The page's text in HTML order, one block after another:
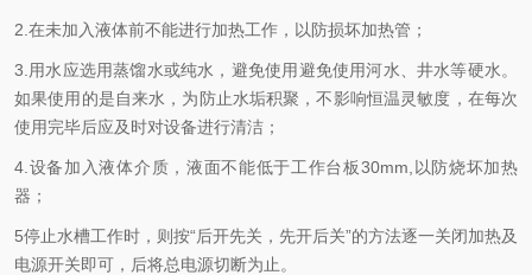
2.在未加入液体前不能进行加热工作，以防损坏加热管；
3.用水应选用蒸馏水或纯水，避免使用避免使用河水、井水等硬水。
如果使用的是自来水，为防止水垢积聚，不影响恒温灵敏度，在每次
使用完毕后应及时对设备进行清洁；
4.设备加入液体介质，液面不能低于工作台板30mm,以防烧坏加热
器；
5停止水槽工作时，则按“后开先关，先开后关”的方法逐一关闭加热及
电源开关即可，后将总电源切断为止。